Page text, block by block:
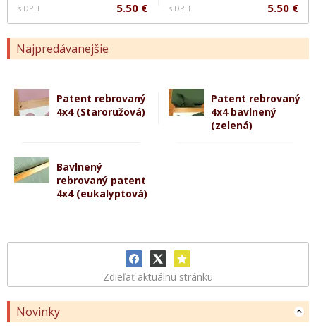
s DPH 5.50 € s DPH 5.50 €
Najpredávanejšie
Patent rebrovaný
4x4 (Staroružová)
Patent rebrovaný
4x4 bavlnený
(zelená)
Bavlnený
rebrovaný patent
4x4 (eukalyptová)
Zdieľať aktuálnu stránku
Novinky